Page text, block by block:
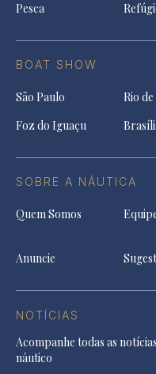
Pesca
BOAT SHOW
São Paulo Rio
Foz do Iguaçu
SOBRE A NÁUTICA
Quem Somos
Anuncie
NOTÍCIAS
Acompanhe todas as
náutico